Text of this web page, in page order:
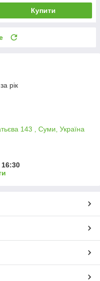
Купити
рік
143 , Суми, Україна